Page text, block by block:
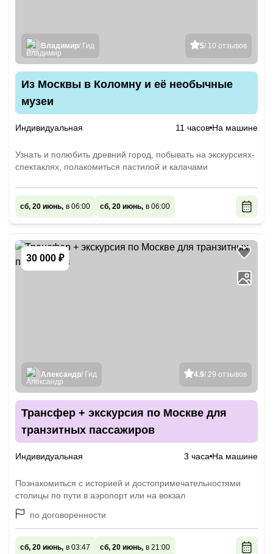
5/ 10 отзывов
Владимир/ Гид
Из Москвы в Коломну и её необычные
музеи
Индивидуальная 11 часов На машине
Узнать и полюбить древний город, побывать на экскурсиях-
спектаклях, полакомиться пастилой и калачами
сб, 20 июнь, в 06:00 сб, 20 июнь, в 06:00
30 000 ₽
4.9/ 29 отзывов
Александр/ Гид
Трансфер + экскурсия по Москве для
транзитных пассажиров
Индивидуальная 3 часа На машине
Познакомиться с историей и достопримечательностями
столицы по пути в аэропорт или на вокзал
по договоренности
сб, 20 июнь, в 03:47 сб, 20 июнь, в 21:00